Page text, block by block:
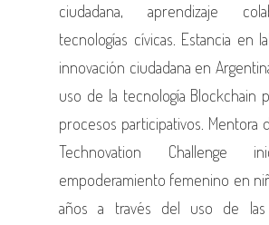
ciudadana, aprendizaje
tecnologías cívicas. Estancia en
innovación ciudadana en
uso de la tecnología Blockchain
procesos participativos. Mentora
Technovation Challenge
empoderamiento femenino en
años a través del uso de las